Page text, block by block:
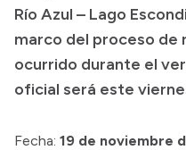
Compras y licitaciones
Consulta de
Consulta de pago a
Convocatorias
Río Azul – Lago
marco del proceso de
ocurrido durante el
oficial será este
Fecha: 19 de noviembre